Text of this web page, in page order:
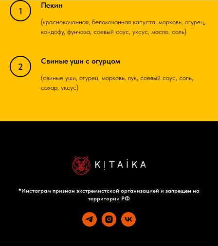
Пекин
(краснокочанная, белокочанная капуста, морковь, огурец,
кондофу, фунчоза, соевый соус, уксус, масло, соль)
Свиные уши с огурцом
(свиные уши, огурец, морковь, лук, соевый соус, соль,
сахар, уксус)
*Инстаграм признан экстремистской организацией и запрещен на
территории РФ